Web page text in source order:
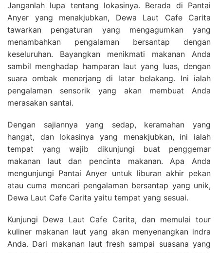
Janganlah lupa tentang lokasinya. Berada di Pantai
Anyer yang menakjubkan, Dewa Laut Cafe Carita
tawarkan pengaturan yang mengagumkan yang
menambahkan pengalaman bersantap dengan
keseluruhan. Bayangkan menikmati makanan Anda
sambil menghadap hamparan laut yang luas, dengan
suara ombak menerjang di latar belakang. Ini ialah
pengalaman sensorik yang akan membuat Anda
merasakan santai.
Dengan sajiannya yang sedap, keramahan yang
hangat, dan lokasinya yang menakjubkan, ini ialah
tempat yang wajib dikunjungi buat penggemar
makanan laut dan pencinta makanan. Apa Anda
mengunjungi Pantai Anyer untuk liburan akhir pekan
atau cuma mencari pengalaman bersantap yang unik,
Dewa Laut Cafe Carita yaitu tempat yang sesuai.
Kunjungi Dewa Laut Cafe Carita, dan memulai tour
kuliner makanan laut yang akan menyenangkan indra
Anda. Dari makanan laut fresh sampai suasana yang